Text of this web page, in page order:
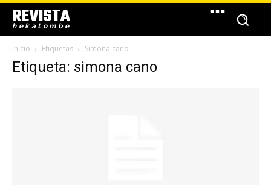
REVISTA
hekatombe
Inicio Etiquetas Simona cano
Etiqueta: simona cano